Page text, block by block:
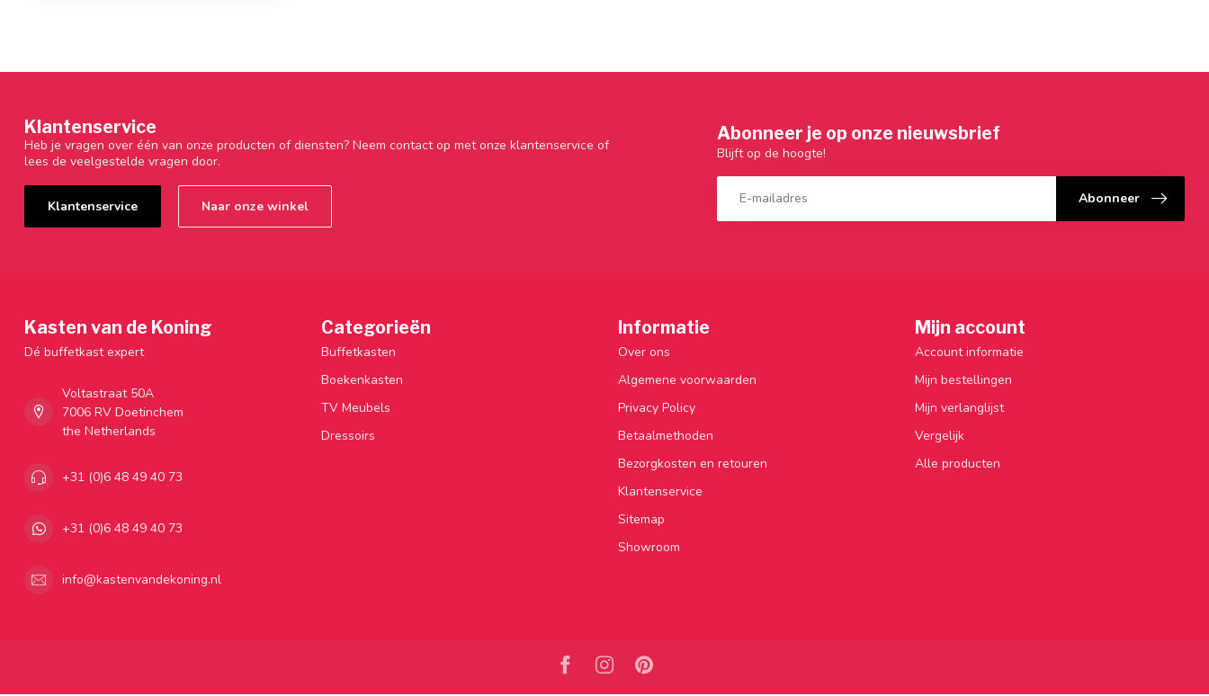
Klantenservice
Heb je vragen over één van onze producten of diensten? Neem contact op met onze klantenservice of
lees de veelgestelde vragen door.
Klantenservice Naar onze winkel
Abonneer je op onze nieuwsbrief
Blijft op de hoogte!
Abonneer
Kasten van de Koning
Dé buffetkast expert
Voltastraat 50A
7006 RV Doetinchem
the Netherlands
+31 (0)6 48 49 40 73
+31 (0)6 48 49 40 73
info@kastenvandekoning.nl
Categorieën
Buffetkasten
Boekenkasten
TV Meubels
Dressoirs
Informatie
Over ons
Algemene voorwaarden
Privacy Policy
Betaalmethoden
Bezorgkosten en retouren
Klantenservice
Sitemap
Showroom
Mijn account
Account informatie
Mijn bestellingen
Mijn verlanglijst
Vergelijk
Alle producten